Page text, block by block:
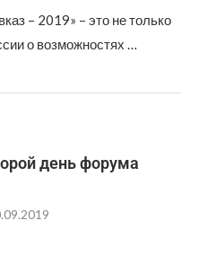
– 2019» – это не только
о возможностях …
день форума